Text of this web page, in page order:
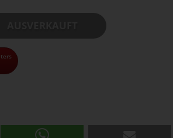
Tickets nur solange der Vorrat reicht!
maximal 1 Gutschein bestellt werden